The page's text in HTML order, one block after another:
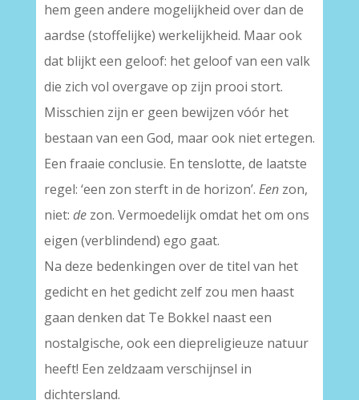
hem geen andere mogelijkheid over dan de
aardse (stoffelijke) werkelijkheid. Maar ook
dat blijkt een geloof: het geloof van een valk
die zich vol overgave op zijn prooi stort.
Misschien zijn er geen bewijzen vóór het
bestaan van een God, maar ook niet ertegen.
Een fraaie conclusie. En tenslotte, de laatste
regel: ‘een zon sterft in de horizon’. Eenzon,
niet: dezon. Vermoedelijk omdat het om ons
eigen (verblindend) ego gaat.
Na deze bedenkingen over de titel van het
gedicht en het gedicht zelf zou men haast
gaan denken dat Te Bokkel naast een
nostalgische, ook een diepreligieuze natuur
heeft! Een zeldzaam verschijnsel in
dichtersland.